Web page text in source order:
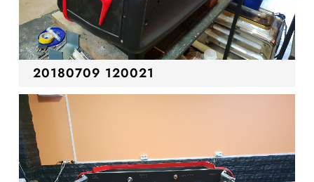
20180709 120021